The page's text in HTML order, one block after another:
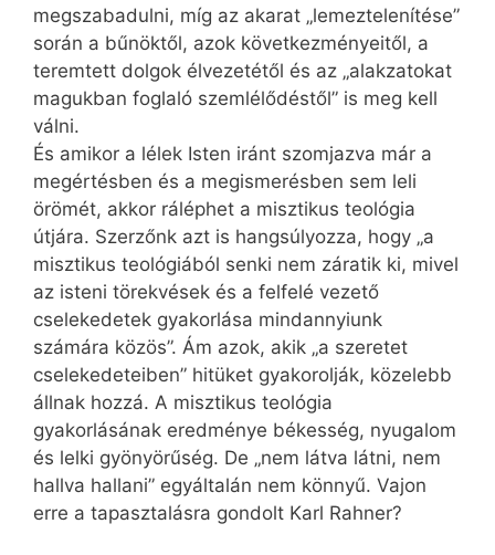
megszabadulni, míg az akarat „lemeztelenítése”
során a bűnöktől, azok következményeitől, a
teremtett dolgok élvezetétől és az „alakzatokat
magukban foglaló szemlélődéstől” is meg kell
válni.
És amikor a lélek Isten iránt szomjazva már a
megértésben és a megismerésben sem leli
örömét, akkor ráléphet a misztikus teológia
útjára. Szerzőnk azt is hangsúlyozza, hogy „a
misztikus teológiából senki nem záratik ki, mivel
az isteni törekvések és a felfelé vezető
cselekedetek gyakorlása mindannyiunk
számára közös”. Ám azok, akik „a szeretet
cselekedeteiben” hitüket gyakorolják, közelebb
állnak hozzá. A misztikus teológia
gyakorlásának eredménye békesség, nyugalom
és lelki gyönyörűség. De „nem látva látni, nem
hallva hallani” egyáltalán nem könnyű. Vajon
erre a tapasztalásra gondolt Karl Rahner?